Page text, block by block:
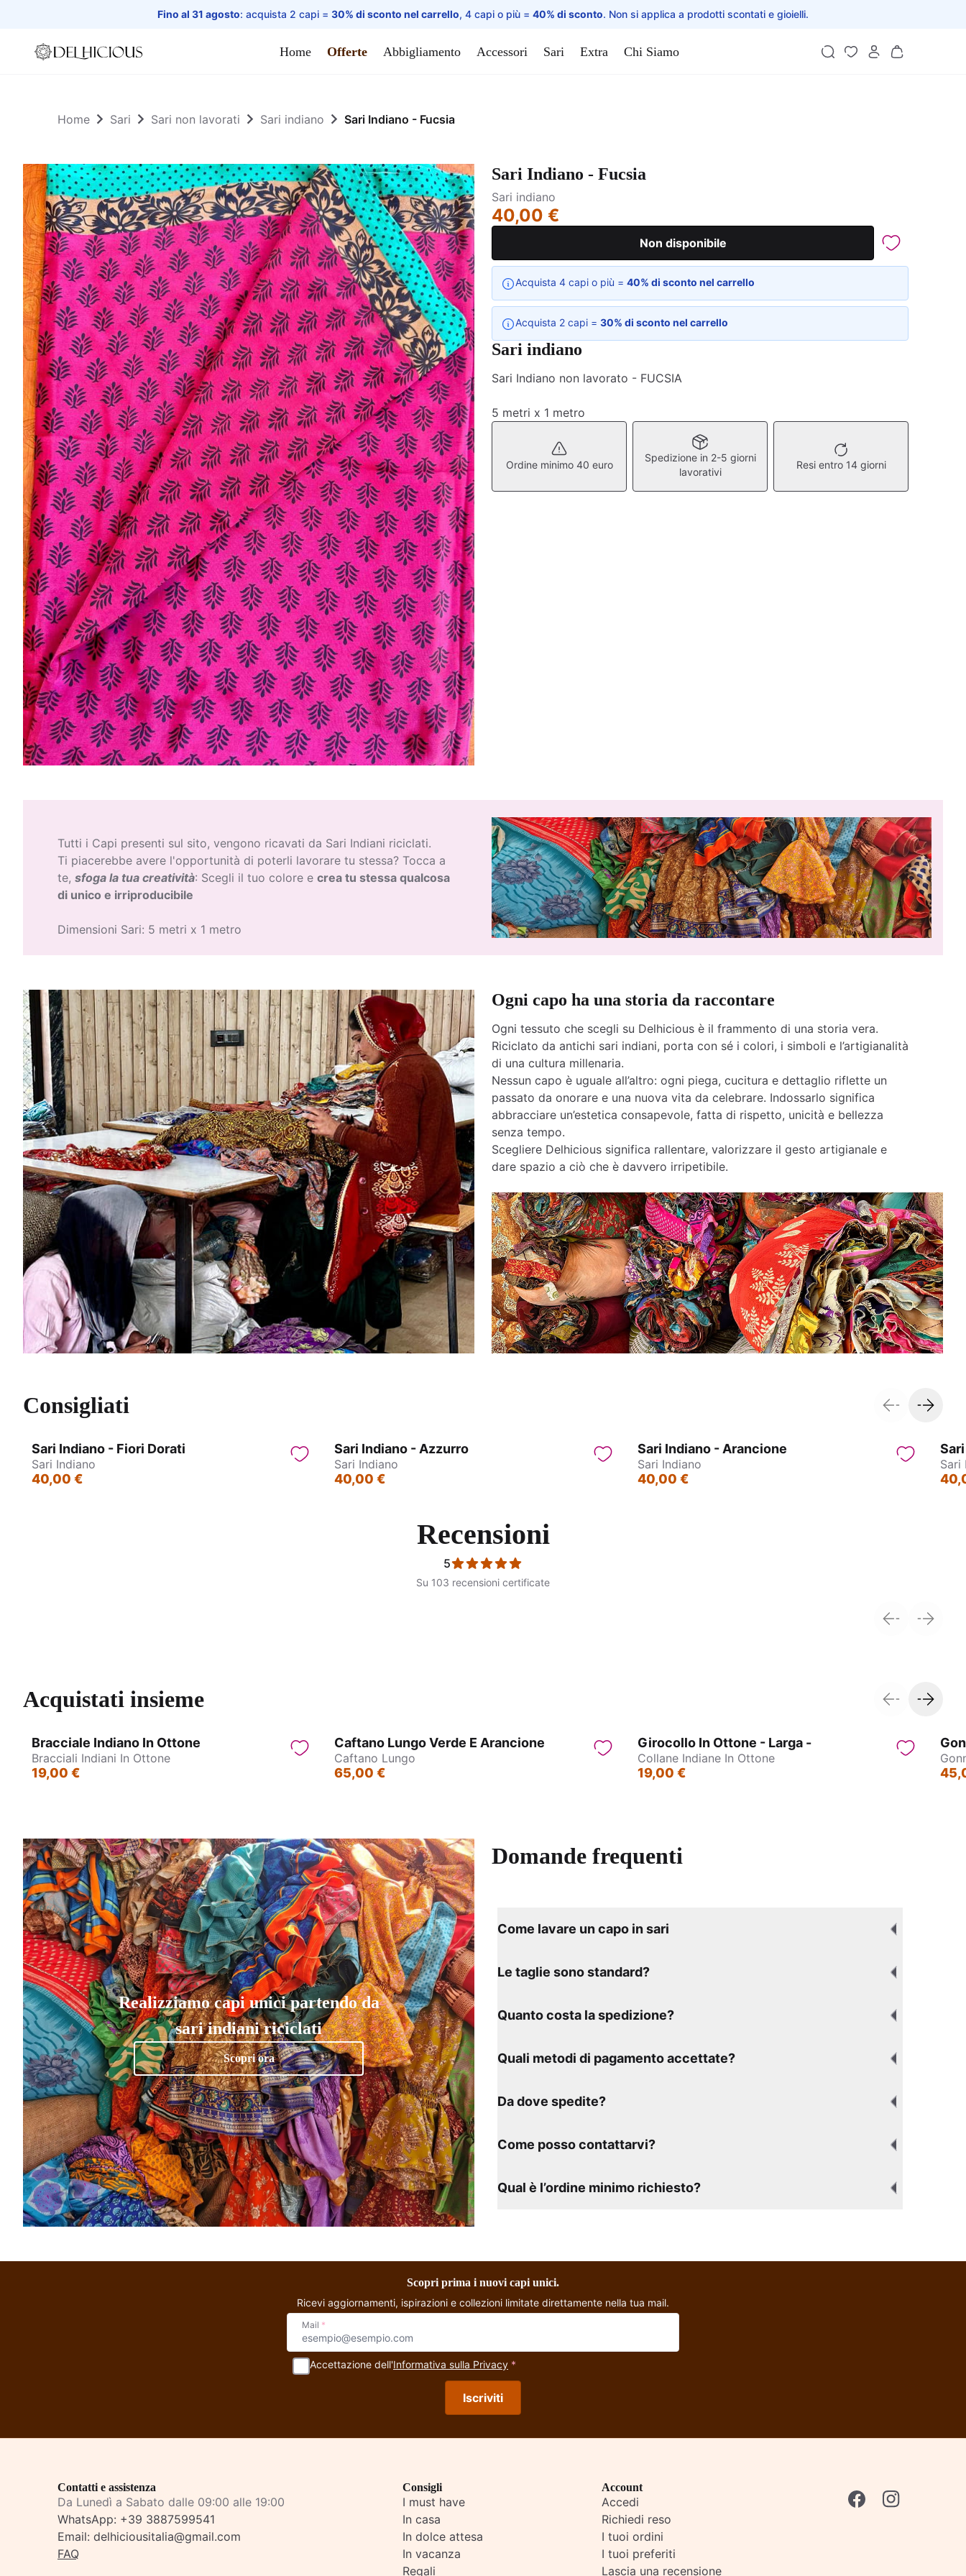
Fino al 31 agosto: acquista 2 capi = 30% di sconto nel carrello, 4 capi o più = 40% di sconto. Non si applica a prodotti scontati e gioielli.
Home
Home Offerte Abbigliamento Accessori Sari Extra Chi Siamo
Home Sari Sari non lavorati Sari indiano Sari Indiano - Fucsia
Sari Indiano - Fucsia
Sari indiano
40,00 €
Non disponibile
Acquista 4 capi o più = 40% di sconto nel carrello
Acquista 2 capi = 30% di sconto nel carrello
Sari indiano
Sari Indiano non lavorato - FUCSIA
5 metri x 1 metro
Ordine minimo 40 euro
Spedizione in 2-5 giorni
lavorativi
Resi entro 14 giorni
Tutti i Capi presenti sul sito, vengono ricavati da Sari Indiani riciclati.
Ti piacerebbe avere l'opportunità di poterli lavorare tu stessa? Tocca a
te, sfoga la tua creatività: Scegli il tuo colore e crea tu stessa qualcosa
di unico e irriproducibile
Dimensioni Sari: 5 metri x 1 metro
Ogni capo ha una storia da raccontare
Ogni tessuto che scegli su Delhicious è il frammento di una storia vera.
Riciclato da antichi sari indiani, porta con sé i colori, i simboli e l’artigianalità
di una cultura millenaria.
Nessun capo è uguale all’altro: ogni piega, cucitura e dettaglio riflette un
passato da onorare e una nuova vita da celebrare. Indossarlo significa
abbracciare un’estetica consapevole, fatta di rispetto, unicità e bellezza
senza tempo.
Scegliere Delhicious significa rallentare, valorizzare il gesto artigianale e
dare spazio a ciò che è davvero irripetibile.
Consigliati
Sari Indiano - Fiori Dorati
Sari Indiano
40,00 €
Sari Indiano - Azzurro
Sari Indiano
40,00 €
Sari Indiano - Arancione
Sari Indiano
40,00 €
Sari
Recensioni
5
Su 103 recensioni certificate
Acquistati insieme
Bracciale Indiano In Ottone
Bracciali Indiani In Ottone
19,00 €
Caftano Lungo Verde E Arancione
Caftano Lungo
65,00 €
Girocollo In Ottone - Larga -
Collane Indiane In Ottone
19,00 €
Realizziamo capi unici partendo da
sari indiani riciclati
Scopri ora
Domande frequenti
Come lavare un capo in sari
Le taglie sono standard?
Quanto costa la spedizione?
Quali metodi di pagamento accettate?
Da dove spedite?
Come posso contattarvi?
Qual è l’ordine minimo richiesto?
Scopri prima i nuovi capi unici.
Ricevi aggiornamenti, ispirazioni e collezioni limitate direttamente nella tua mail.
Mail *
Accettazione dell'Informativa sulla Privacy *
Iscriviti
Contatti e assistenza
Da Lunedì a Sabato dalle 09:00 alle 19:00
WhatsApp: +39 3887599541
Email: delhiciousitalia@gmail.com
FAQ
Consigli
I must have
In casa
In dolce attesa
In vacanza
Regali
Account
Accedi
Richiedi reso
I tuoi ordini
I tuoi preferiti
Lascia una recensione